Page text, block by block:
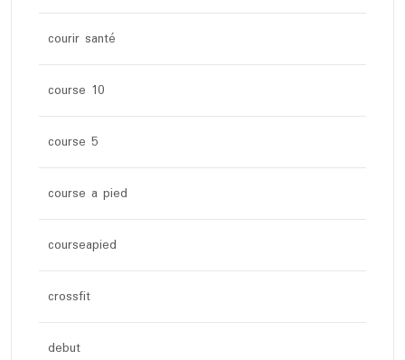
courir santé
course 10
course 5
course a pied
courseapied
crossfit
debut